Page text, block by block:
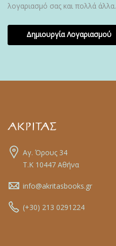
λογαριασμό σας και πολλά άλλα.
Δημιουργία Λογαριασμού
Αγ. Όρους 34
Τ.Κ 10447 Αθήνα
info@akritasbooks.gr
(+30) 213 0291224